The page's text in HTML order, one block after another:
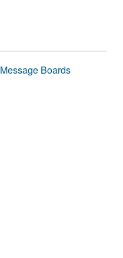
Message Boards